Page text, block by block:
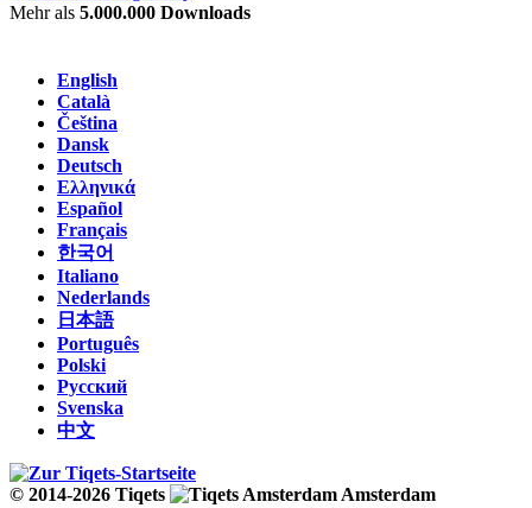
Mehr als 5.000.000 Downloads
English
Català
Čeština
Dansk
Deutsch
Ελληνικά
Español
Français
한국어
Italiano
Nederlands
日本語
Português
Polski
Русский
Svenska
中文
© 2014-2026 Tiqets Amsterdam